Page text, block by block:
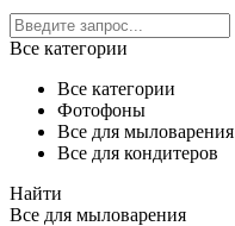
Все категории
Все категории
Фотофоны
Все для мыловарения
Все для кондитеров
Найти
Все для мыловарения